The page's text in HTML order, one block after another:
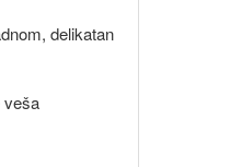
delikatan
veša